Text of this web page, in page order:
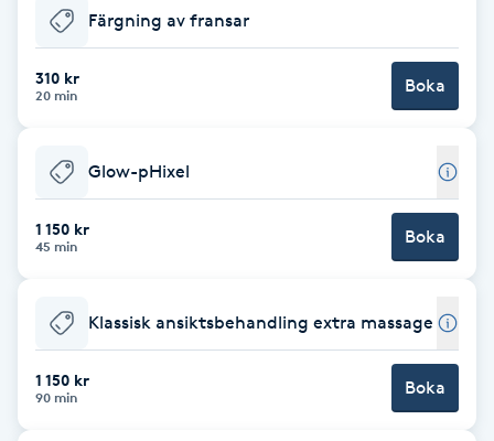
Herrklippning
HIFU
Hollywood Peel
Hot Stone Massage
Hudföryngring
Färgning av fransar
310 kr
20 min Boka
Glow-pHixel
1 150 kr
45 min Boka
Klassisk ansiktsbehandling extra massage
1 150 kr
90 min Boka